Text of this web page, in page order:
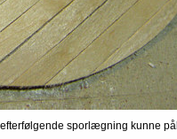
sporlægning kunne